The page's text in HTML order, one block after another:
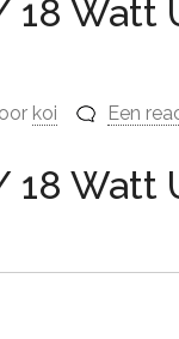
18 Watt
koi Een
18 Watt